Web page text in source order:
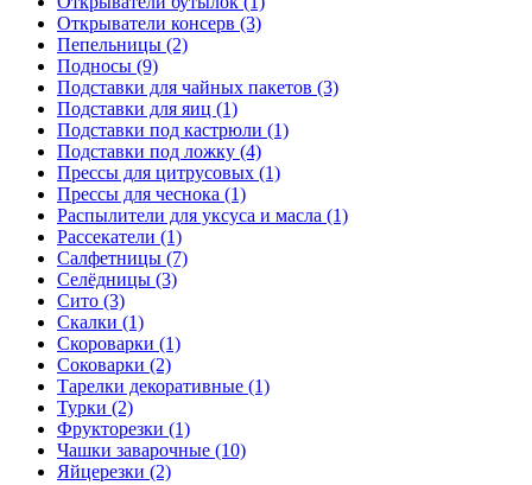
Открыватели консерв (3)
Пепельницы (2)
Подносы (9)
Подставки для чайных пакетов (3)
Подставки для яиц (1)
Подставки под кастрюли (1)
Подставки под ложку (4)
Прессы для цитрусовых (1)
Прессы для чеснока (1)
Распылители для уксуса и масла (1)
Рассекатели (1)
Салфетницы (7)
Селёдницы (3)
Сито (3)
Скалки (1)
Скороварки (1)
Соковарки (2)
Тарелки декоративные (1)
Турки (2)
Фрукторезки (1)
Чашки заварочные (10)
Яйцерезки (2)